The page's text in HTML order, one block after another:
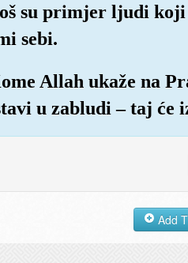
su primjer ljudi koji
sebi.
Allah ukaže na
u zabludi – taj će